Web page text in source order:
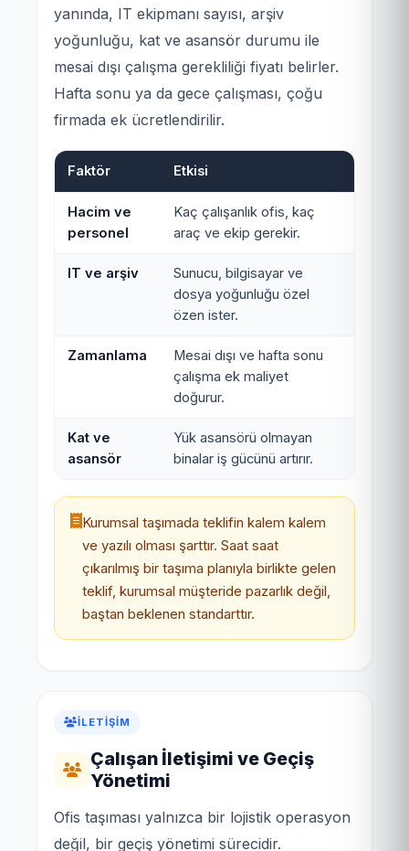
yanında, IT ekipmanı sayısı, arşiv
yoğunluğu, kat ve asansör durumu ile
mesai dışı çalışma gerekliliği fiyatı belirler.
Hafta sonu ya da gece çalışması, çoğu
firmada ek ücretlendirilir.
Faktör Etkisi
Hacim ve
personel
Kaç çalışanlık ofis, kaç
araç ve ekip gerekir.
IT ve arşiv
Sunucu, bilgisayar ve
dosya yoğunluğu özel
özen ister.
Zamanlama
Mesai dışı ve hafta sonu
çalışma ek maliyet
doğurur.
Kat ve
asansör
Yük asansörü olmayan
binalar iş gücünü artırır.
Kurumsal taşımada teklifin kalem kalem
ve yazılı olması şarttır. Saat saat
çıkarılmış bir taşıma planıyla birlikte gelen
teklif, kurumsal müşteride pazarlık değil,
baştan beklenen standarttır.
İLETIŞIM
Çalışan İletişimi ve Geçiş
Yönetimi
Ofis taşıması yalnızca bir lojistik operasyon
değil, bir geçiş yönetimi sürecidir.